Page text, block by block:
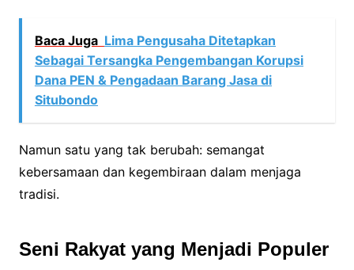
Baca Juga Lima Pengusaha Ditetapkan
Sebagai Tersangka Pengembangan Korupsi
Dana PEN & Pengadaan Barang Jasa di
Situbondo
Namun satu yang tak berubah: semangat
kebersamaan dan kegembiraan dalam menjaga
tradisi.
Seni Rakyat yang Menjadi Populer